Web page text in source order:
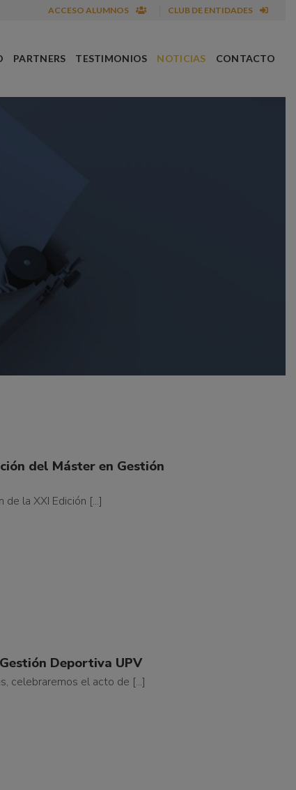
ACCESO ALUMNOS CLUB DE ENTIDADES
PARTNERS TESTIMONIOS NOTICIAS CONTACTO
del Máster en Gestión
la XXI Edición [...]
Deportiva UPV
celebraremos el acto de [...]